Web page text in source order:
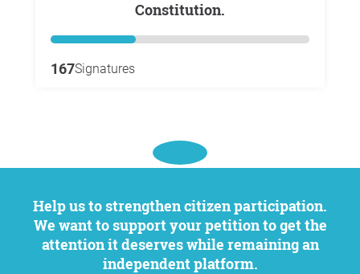
Constitution.
167Signatures
Help us to strengthen citizen participation.
We want to support your petition to get the
attention it deserves while remaining an
independent platform.